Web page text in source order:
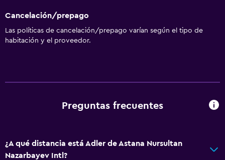
Cancelación/prepago
Las políticas de cancelación/prepago varían según el tipo de
habitación y el proveedor.
Preguntas frecuentes
¿A qué distancia está Adler de Astana Nursultan
Nazarbayev Intl?